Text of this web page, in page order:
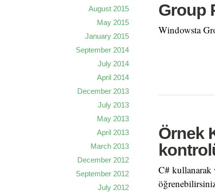
Group
Windowsta
Örnek
C# kullanarak
August 2015
May 2015
January 2015
September 2014
July 2014
April 2014
December 2013
July 2013
May 2013
April 2013
March 2013
December 2012
September 2012
July 2012